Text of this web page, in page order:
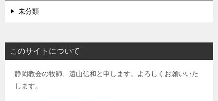
未分類
このサイトについて
静岡教会の牧師、遠山信和と申します。よろしくお願いいた
します。